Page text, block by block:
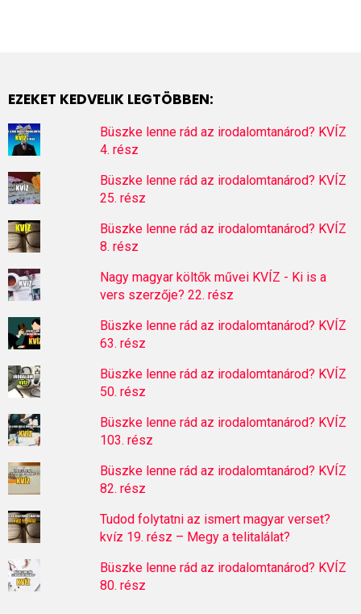
EZEKET KEDVELIK LEGTÖBBEN:
Büszke lenne rád az irodalomtanárod? KVÍZ
4. rész
Büszke lenne rád az irodalomtanárod? KVÍZ
25. rész
Büszke lenne rád az irodalomtanárod? KVÍZ
8. rész
Nagy magyar költők művei KVÍZ - Ki is a
vers szerzője? 22. rész
Büszke lenne rád az irodalomtanárod? KVÍZ
63. rész
Büszke lenne rád az irodalomtanárod? KVÍZ
50. rész
Büszke lenne rád az irodalomtanárod? KVÍZ
103. rész
Büszke lenne rád az irodalomtanárod? KVÍZ
82. rész
Tudod folytatni az ismert magyar verset?
kvíz 19. rész – Megy a telitalálat?
Büszke lenne rád az irodalomtanárod? KVÍZ
80. rész